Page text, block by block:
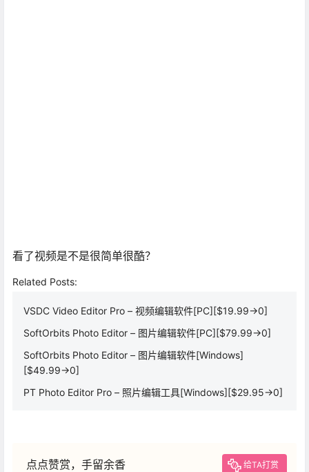
看了视频是不是很简单很酷？
Related Posts:
VSDC Video Editor Pro – 视频编辑软件[PC][$19.99→0]
SoftOrbits Photo Editor – 图片编辑软件[PC][$79.99→0]
SoftOrbits Photo Editor – 图片编辑软件[Windows]
[$49.99→0]
PT Photo Editor Pro – 照片编辑工具[Windows][$29.95→0]
点点赞赏，手留余香 给TA打赏